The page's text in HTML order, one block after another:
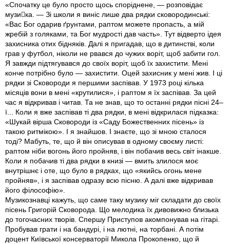
«Спочатку це було просто щось споріднене, — розповідає
музика. — Зі школи я виніс лише два рядки сковородинські:
«Вас Бог одарив ґрунтами, раптом можете пропасть, а мій
жребій з голяками, та Бог мудрості дав часть». Тут відверто ідея
захисника отих бідняків. Далі я пригадав, що в дитинстві, коли
грав у футбол, ніколи не рвався до чужих воріт, щоб забити гол.
Я завжди підтягувався до своїх воріт, щоб їх захистити. Мені
конче потрібно було — захистити. Оцей захисник у мені жив. І ці
рядки зі Сковороди я першими заспівав. У 1973 році кілька
місяців вони в мені «крутилися», і раптом я їх заспівав. За цей
час я відкривав і читав. Та не знав, що то останні рядки пісні 24–
ї... Коли я вже заспівав ті два рядки, в мені відкрилася підказка:
«Шукай вірша Сковороди із «Саду Божественних пісень» із
такою ритмікою». І я знайшов. І знаєте, що зі мною сталося
тоді? Мабуть, те, що й він описував в одному своєму листі:
раптом ніби вогонь його пройняв, і він побачив весь світ інакше.
Коли я побачив ті два рядки в книзі — вмить злилося моє
внутрішнє і оте, що було в рядках, що «якийсь огонь мене
пройняв», і я заспівав одразу всю пісню. А далі вже відкривав
його філософію».
Музикознавці кажуть, що саме таку музику міг складати до своїх
пісень Григорій Сковорода. Що мелодика їх дивовижно близька
до тогочасних творів. Спершу Приступов акомпонував на гітарі.
Пробував грати і на бандурі, і на лютні, на торбані. А потім
доцент Київської консерваторії Микола Прокопенко, що й